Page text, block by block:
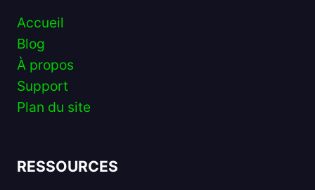
Accueil
Blog
À propos
Support
Plan du site
RESSOURCES